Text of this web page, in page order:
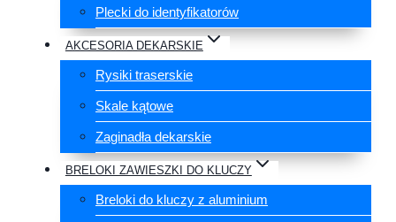
Plecki do identyfikatorów
AKCESORIA DEKARSKIE
Rysiki traserskie
Skale kątowe
Zaginadła dekarskie
BRELOKI ZAWIESZKI DO KLUCZY
Breloki do kluczy z aluminium